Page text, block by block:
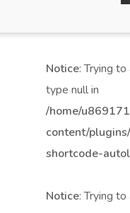
Notice: Trying
type null in
/home/
content/
shortcode-
Notice: Trying